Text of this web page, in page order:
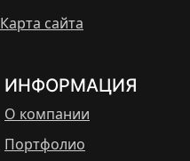
Карта сайта
ИНФОРМАЦИЯ
О компании
Портфолио